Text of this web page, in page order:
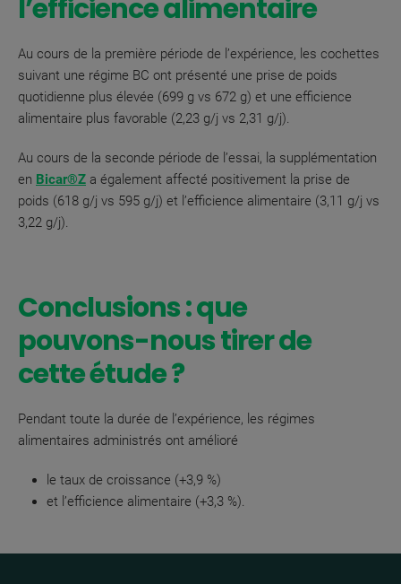
l’efficience alimentaire
Au cours de la première période de l’expérience, les cochettes
suivant une régime BC ont présenté une prise de poids
quotidienne plus élevée (699 g vs 672 g) et une efficience
alimentaire plus favorable (2,23 g/j vs 2,31 g/j).
Au cours de la seconde période de l’essai, la supplémentation
en Bicar®Z a également affecté positivement la prise de
poids (618 g/j vs 595 g/j) et l’efficience alimentaire (3,11 g/j vs
3,22 g/j).
Conclusions : que
pouvons-nous tirer de
cette étude ?
Pendant toute la durée de l’expérience, les régimes
alimentaires administrés ont amélioré
le taux de croissance (+3,9 %)
et l’efficience alimentaire (+3,3 %).